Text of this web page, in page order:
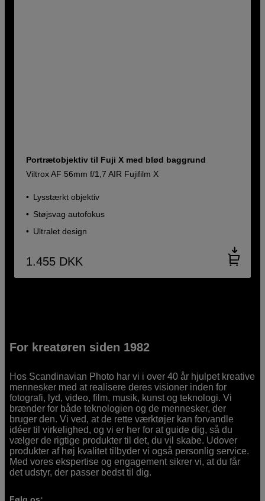
Portrætobjektiv til Fuji X med blød baggrund
Viltrox AF 56mm f/1,7 AIR Fujifilm X
Lysstærkt objektiv
Støjsvag autofokus
Ultralet design
1.455 DKK
For kreatøren siden 1982
Hos Scandinavian Photo har vi i over 40 år hjulpet kreative
mennesker med at realisere deres visioner inden for
fotografi, lyd, video, film, musik, kunst og teknologi. Vi
brænder for både teknologien og de mennesker, der
bruger den. Vi ved, at de rette værktøjer kan forvandle
idéer til virkelighed, og vi er her for at guide dig, så du
vælger de rigtige produkter til det, du vil skabe. Udover
produkter af høj kvalitet tilbyder vi også personlig service.
Med vores ekspertise og engagement sikrer vi, at du får
det udstyr, der passer bedst til dig.
Følg os: